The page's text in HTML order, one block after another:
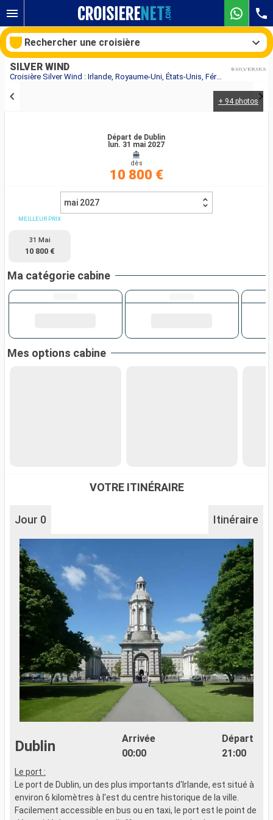
Croisière Silver Wind : Irlande, Royaume-Uni, États-Unis, Féroé (Îles) au départ de Dublin
SILVER WIND
+ 94 photos
Départ de Dublin
lun. 31 mai 2027
dès
10 800 €
mai 2027
MEILLEUR PRIX
31 Mai
10 800 €
Ma catégorie cabine
Mes options cabine
VOTRE ITINÉRAIRE
Jour 0 Itinéraire
Dublin
Arrivée
00:00
Départ
21:00
Le port :
Le port de Dublin, un des plus importants d'Irlande, est situé à
environ 6 kilomètres à l'est du centre historique de la ville.
Facilement accessible en bus ou en taxi, le port est le point de
Rechercher une croisière
Rechercher